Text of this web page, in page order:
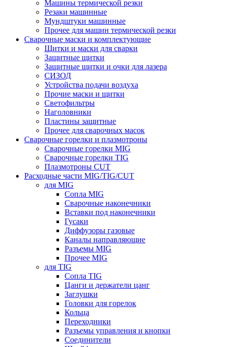
Машины термической резки
Резаки машинные
Мундштуки машинные
Прочее для машин термической резки
Сварочные маски и комплектующие
Щитки и маски для сварки
Защитные щитки
Защитные щитки и очки для лазера
СИЗОД
Устройства подачи воздуха
Прочие маски и щитки
Светофильтры
Наголовники
Пластины защитные
Прочее для сварочных масок
Сварочные горелки и плазмотроны
Сварочные горелки MIG
Сварочные горелки TIG
Плазмотроны CUT
Расходные части MIG/TIG/CUT
для MIG
Сопла MIG
Сварочные наконечники
Вставки под наконечники
Гусаки
Диффузоры газовые
Каналы направляющие
Разъемы MIG
Прочее MIG
для TIG
Сопла TIG
Цанги и держатели цанг
Заглушки
Головки для горелок
Кольца
Переходники
Разъемы управления и кнопки
Соединители